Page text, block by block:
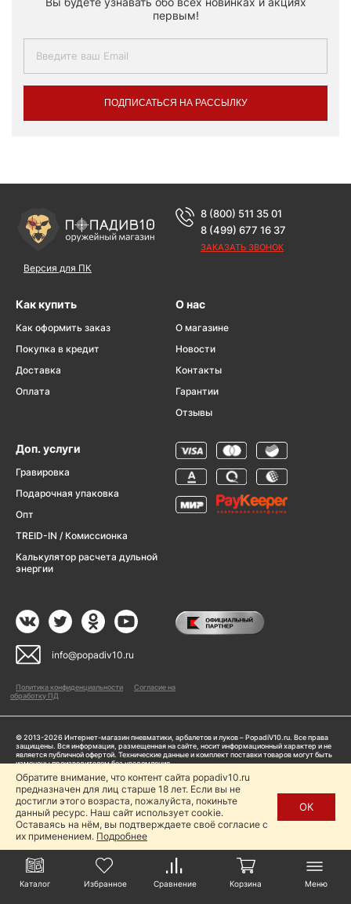
первым!
ПОДПИСАТЬСЯ НА РАССЫЛКУ
Версия для ПК
8 (800) 511 35 01
8 (499) 677 16 37
ЗАКАЗАТЬ ЗВОНОК
Как купить
Как оформить заказ
Покупка в кредит
Доставка
Оплата
О нас
О магазине
Новости
Контакты
Гарантии
Отзывы
Доп. услуги
Гравировка
Подарочная упаковка
Опт
TREID-IN / Комиссионка
Калькулятор расчета дульной
энергии
info@popadiv10.ru
Политика конфиденциальности
Согласие на
обработку ПД
© 2013-2026 Интернет-магазин пневматики, арбалетов и луков – PopadiV10.ru. Все права
защищены. Вся информация, размещенная на сайте, носит информационный характер и не
является публичной офертой. Технические данные и комплект поставки товаров могут быть
изменены производителем без уведомления
Пользуясь сайтом Popadiv10.ru, пользователь автоматически соглашается с условиями,
прописанными в
Политике конфиденциальности
Копирование любой информации (тексты, фото, видео и др.) с сайта Popadiv10 запрещено,
за исключением наличия письменного согласия администрации сайта Popadiv10.
Каталог Избранное Сравнение Корзина Меню
Обратите внимание, что контент сайта popadiv10.ru
предназначен для лиц старше 18 лет. Если вы не
достигли этого возраста, пожалуйста, покиньте
данный ресурс. Наш сайт использует cookie.
Оставаясь на нём, вы подтверждаете своё согласие с
их применением. Подробнее
ОК